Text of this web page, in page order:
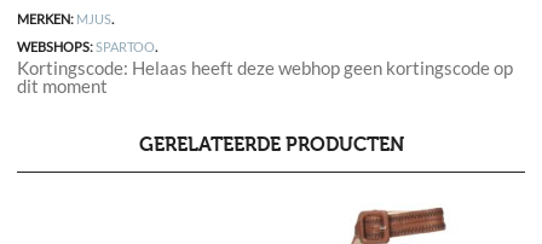
MERKEN: MJUS.
WEBSHOPS:SPARTOO.
Kortingscode: Helaas heeft deze webhop geen kortingscode op
dit moment
GERELATEERDE PRODUCTEN